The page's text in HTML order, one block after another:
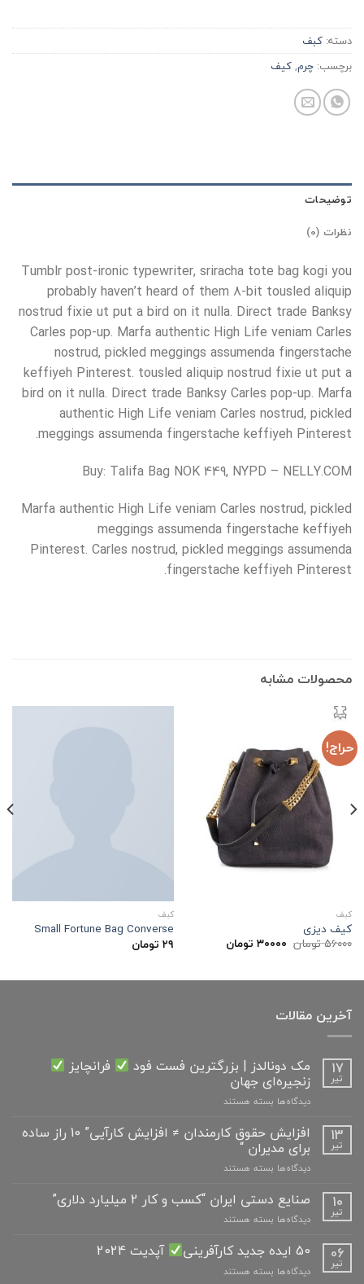
دسته: کبف
برچسب: چرم,کیف
توضیحات
نظرات (0)
Tumblr post-ironic typewriter, sriracha tote bag kogi you
probably haven’t heard of them 8-bit tousled aliquip
nostrud fixie ut put a bird on it nulla. Direct trade Banksy
Carles pop-up. Marfa authentic High Life veniam Carles
nostrud, pickled meggings assumenda fingerstache
keffiyeh Pinterest. tousled aliquip nostrud fixie ut put a
bird on it nulla. Direct trade Banksy Carles pop-up. Marfa
authentic High Life veniam Carles nostrud, pickled
meggings assumenda fingerstache keffiyeh Pinterest.
Buy: Talifa Bag NOK 449, NYPD – NELLY.COM
Marfa authentic High Life veniam Carles nostrud, pickled
meggings assumenda fingerstache keffiyeh
Pinterest. Carles nostrud, pickled meggings assumenda
fingerstache keffiyeh Pinterest.
محصولات مشابه
حراج!
کبف
کیف دیزی
۵۶۰۰۰تومان قیمت
۳۰۰۰۰ تومانقیمت
فعلی:
کبف
Small Fortune Bag Converse
۲۹ تومان
آخرین مقالات
17
تیر
مک دونالدز | بزرگترین فست فود فرانچایز
زنجیره‌ای جهان
دیدگاه‌ها برای
دونالدز
|
بزرگترین
فست
فرانچایز
جهان
بسته هستند
13
تیر
افزایش حقوق کارمندان ≠ افزایش کارآیی” 10 راز ساده
برای مدیران “
دیدگاه‌ها برای
حقوق
کارمندان
≠
کارآیی”
راز
بسته هستند
10
تیر
صنایع دستی ایران “کسب و کار 2 میلیارد دلاری”
دیدگاه‌ها برای
دستی
ایران
“کسب
بسته هستند
06
تیر
50 ایده جدید کارآفرینی آپدیت 2024
دیدگاه‌ها برای
بسته هستند